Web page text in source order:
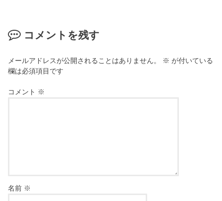
コメントを残す
メールアドレスが公開されることはありません。 ※ が付いている
欄は必須項目です
コメント ※
名前 ※